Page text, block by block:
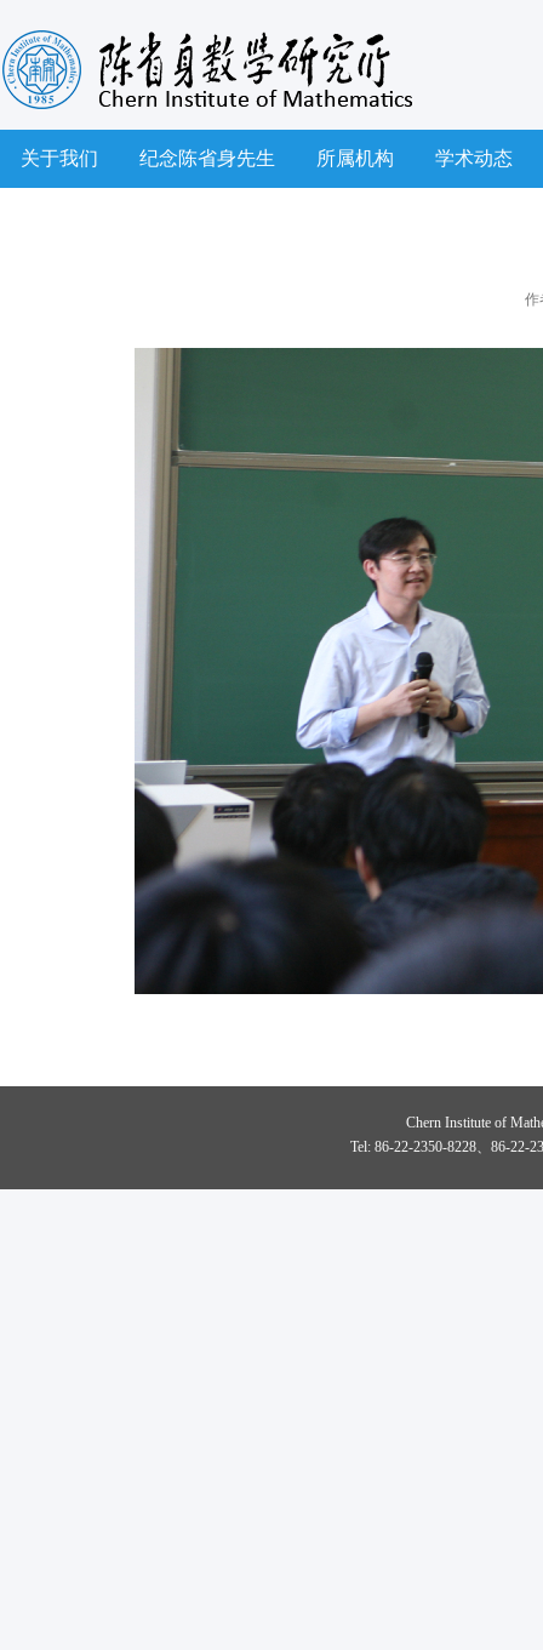
关于我们 纪念陈省身先生 所属机构 学术动态
作
Chern Institute of
Tel: 86-22-2350-8228、86-22-